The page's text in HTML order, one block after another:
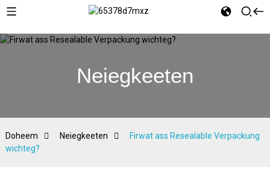
Neiegkeeten
Doheem Neiegkeeten
Firwat ass Resealable Verpackung
wichteg?